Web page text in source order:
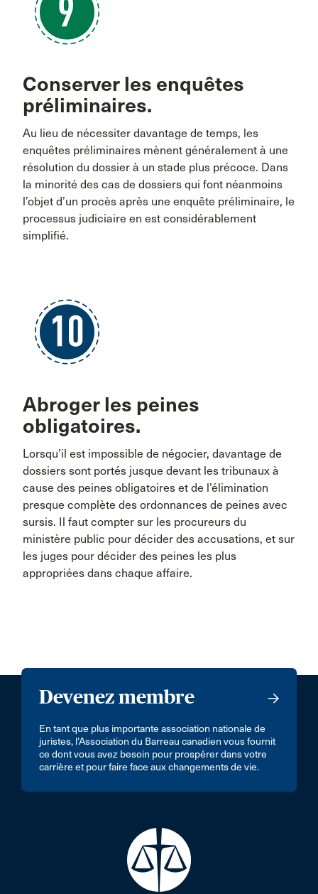
Conserver les enquêtes
préliminaires.
Au lieu de nécessiter davantage de temps, les
enquêtes préliminaires mènent généralement à une
résolution du dossier à un stade plus précoce. Dans
la minorité des cas de dossiers qui font néanmoins
l’objet d’un procès après une enquête préliminaire, le
processus judiciaire en est considérablement
simplifié.
Abroger les peines
obligatoires.
Lorsqu’il est impossible de négocier, davantage de
dossiers sont portés jusque devant les tribunaux à
cause des peines obligatoires et de l’élimination
presque complète des ordonnances de peines avec
sursis. Il faut compter sur les procureurs du
ministère public pour décider des accusations, et sur
les juges pour décider des peines les plus
appropriées dans chaque affaire.
Devenez membre
En tant que plus importante association nationale de
juristes, l’Association du Barreau canadien vous fournit
ce dont vous avez besoin pour prospérer dans votre
carrière et pour faire face aux changements de vie.